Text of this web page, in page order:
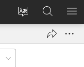
Vælg
Log
på
vindue)
Søg
på
JW.ORG
VIS